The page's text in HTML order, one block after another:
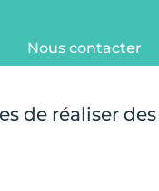
de réaliser
Nous contacter
Plan du site